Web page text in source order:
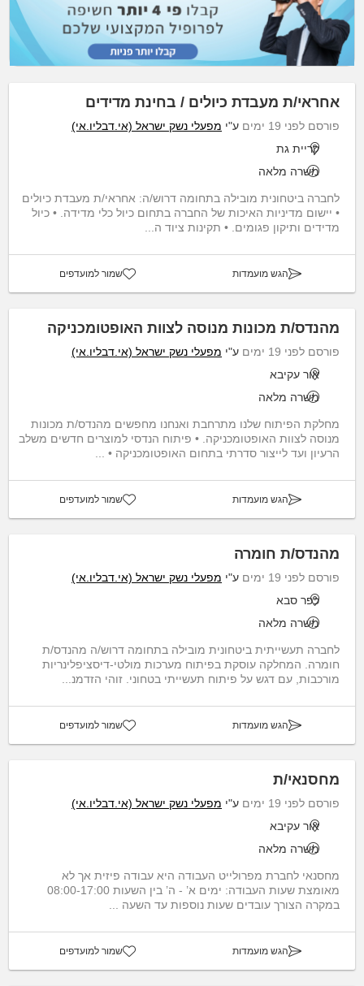
אחראי/ת מעבדת כיולים / בחינת מדידים
פורסם לפני 19 ימים ע"י מפעלי נשק ישראל (אי.דבליו.אי)
קריית גת
משרה מלאה
לחברה ביטחונית מובילה בתחומה דרוש/ה: אחראי/ת מעבדת כיולים
• יישום מדיניות האיכות של החברה בתחום כיול כלי מדידה. • כיול
מדידים ותיקון פגומים. • תקינות ציוד ה...
הגש מועמדות שמור למועדפים
מהנדס/ת מכונות מנוסה לצוות האופטומכניקה
פורסם לפני 19 ימים ע"י מפעלי נשק ישראל (אי.דבליו.אי)
אור עקיבא
משרה מלאה
מחלקת הפיתוח שלנו מתרחבת ואנחנו מחפשים מהנדס/ת מכונות
מנוסה לצוות האופטומכניקה. • פיתוח הנדסי למוצרים חדשים משלב
הרעיון ועד לייצור סדרתי בתחום האופטומכניקה • ...
הגש מועמדות שמור למועדפים
מהנדס/ת חומרה
פורסם לפני 19 ימים ע"י מפעלי נשק ישראל (אי.דבליו.אי)
כפר סבא
משרה מלאה
לחברה תעשייתית ביטחונית מובילה בתחומה דרוש/ה מהנדס/ת
חומרה. המחלקה עוסקת בפיתוח מערכות מולטי-דיסציפלינריות
מורכבות, עם דגש על פיתוח תעשייתי בטחוני. זוהי הזדמנ...
הגש מועמדות שמור למועדפים
מחסנאי/ת
פורסם לפני 19 ימים ע"י מפעלי נשק ישראל (אי.דבליו.אי)
אור עקיבא
משרה מלאה
מחסנאי לחברת מפרולייט העבודה היא עבודה פיזית אך לא
מאומצת שעות העבודה: ימים א’ - ה’ בין השעות 08:00-17:00
במקרה הצורך עובדים שעות נוספות עד השעה ...
הגש מועמדות שמור למועדפים